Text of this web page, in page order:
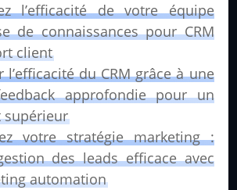
l’efficacité de votre équipe
de connaissances pour CRM
client
l’efficacité du CRM grâce à une
approfondie pour un
supérieur
votre stratégie marketing :
des leads efficace avec
automation